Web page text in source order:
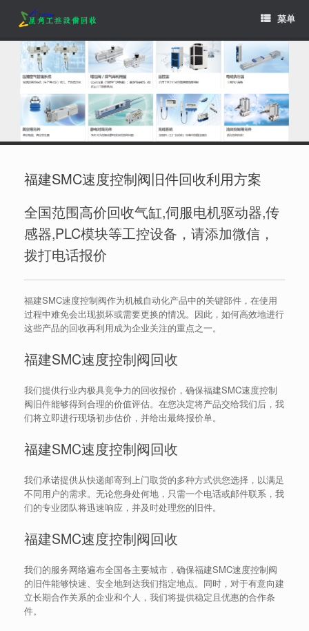
content
菜单
福建SMC速度控制阀旧件回收利用方案
全国范围高价回收气缸,伺服电机驱动器,传
感器,PLC模块等工控设备，请添加微信，
拨打电话报价
福建SMC速度控制阀作为机械自动化产品中的关键部件，在使用
过程中难免会出现损坏或需要更换的情况。因此，如何高效地进行
这些产品的回收再利用成为企业关注的重点之一。
福建SMC速度控制阀回收
我们提供行业内极具竞争力的回收报价，确保福建SMC速度控制
阀旧件能够得到合理的价值评估。在您决定将产品交给我们后，我
们将立即进行现场初步估价，并给出最终报价单。
福建SMC速度控制阀回收
我们承诺提供从快递邮寄到上门取货的多种方式供您选择，以满足
不同用户的需求。无论您身处何地，只需一个电话或邮件联系，我
们的专业团队将迅速响应，并及时处理您的旧件。
福建SMC速度控制阀回收
我们的服务网络遍布全国各主要城市，确保福建SMC速度控制阀
的旧件能够快速、安全地到达我们指定地点。同时，对于有意向建
立长期合作关系的企业和个人，我们将提供稳定且优惠的合作条
件。